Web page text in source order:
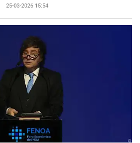
25-03-2026 15:54